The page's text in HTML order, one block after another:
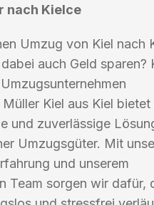
nach Kielce
Umzug von Kiel nach
auch Geld sparen?
Kiel aus Kiel bietet
und zuverlässige
Umzugsgüter. Mit
und unserem
Team sorgen wir dafür,